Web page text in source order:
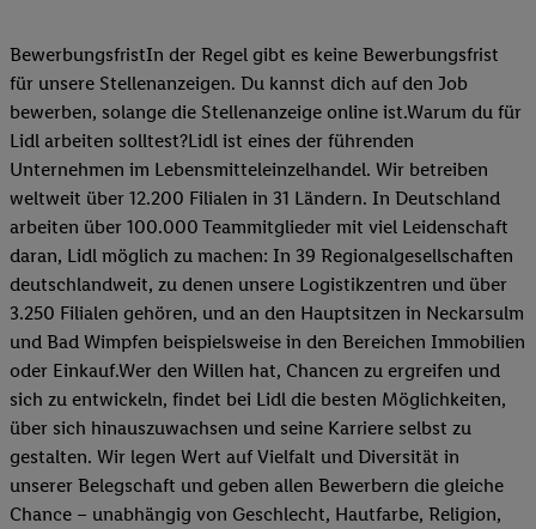
BewerbungsfristIn der Regel gibt es keine Bewerbungsfrist
für unsere Stellenanzeigen. Du kannst dich auf den Job
bewerben, solange die Stellenanzeige online ist.Warum du für
Lidl arbeiten solltest?Lidl ist eines der führenden
Unternehmen im Lebensmitteleinzelhandel. Wir betreiben
weltweit über 12.200 Filialen in 31 Ländern. In Deutschland
arbeiten über 100.000 Teammitglieder mit viel Leidenschaft
daran, Lidl möglich zu machen: In 39 Regionalgesellschaften
deutschlandweit, zu denen unsere Logistikzentren und über
3.250 Filialen gehören, und an den Hauptsitzen in Neckarsulm
und Bad Wimpfen beispielsweise in den Bereichen Immobilien
oder Einkauf.Wer den Willen hat, Chancen zu ergreifen und
sich zu entwickeln, findet bei Lidl die besten Möglichkeiten,
über sich hinauszuwachsen und seine Karriere selbst zu
gestalten. Wir legen Wert auf Vielfalt und Diversität in
unserer Belegschaft und geben allen Bewerbern die gleiche
Chance – unabhängig von Geschlecht, Hautfarbe, Religion,